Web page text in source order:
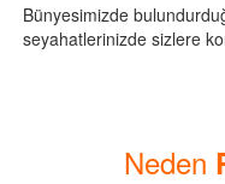
Bünyesimizde
seyahatlerinizde sizlere
Neden